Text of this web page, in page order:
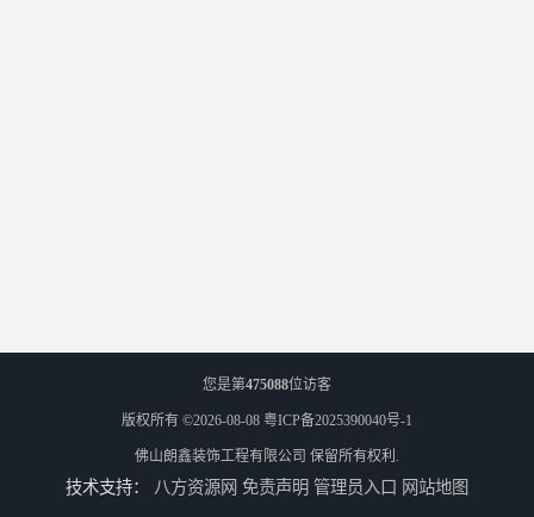
您是第475088位访客
版权所有 ©2026-08-08 粤ICP备2025390040号-1
佛山朗鑫装饰工程有限公司 保留所有权利.
技术支持： 八方资源网 免责声明 管理员入口 网站地图